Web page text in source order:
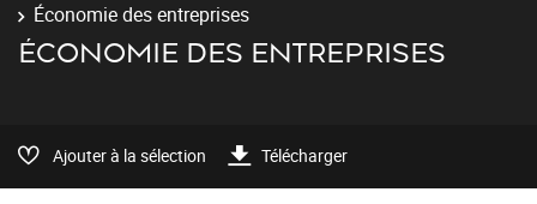
Économie des entreprises
ÉCONOMIE DES ENTREPRISES
Ajouter à la sélection Télécharger